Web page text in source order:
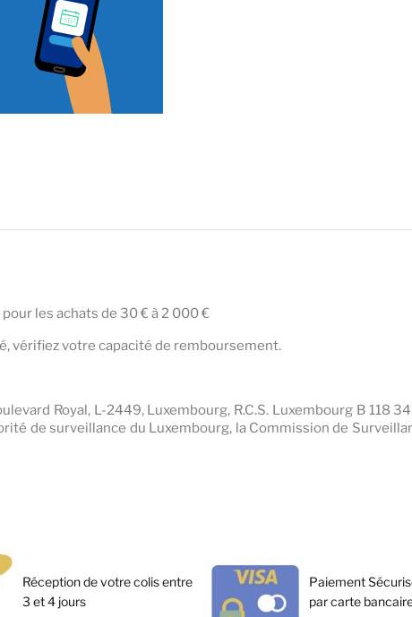
les achats de 30 € à 2 000 €
vérifiez votre capacité de remboursement.
Royal, L-2449, Luxembourg, R.C.S. Luxembourg B
de surveillance du Luxembourg, la Commission de
Réception de votre colis entre
3 et 4 jours
Paiement
par carte